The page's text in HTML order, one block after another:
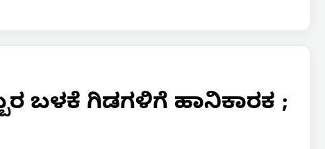
ಬಳಕೆ ಗಿಡಗಳಿಗೆ ಹಾನಿಕಾರಕ ;